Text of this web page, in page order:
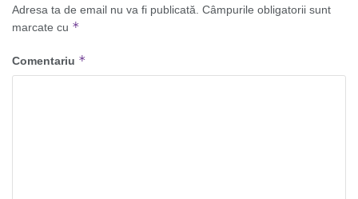
Adresa ta de email nu va fi publicată. Câmpurile obligatorii sunt
marcate cu *
Comentariu *